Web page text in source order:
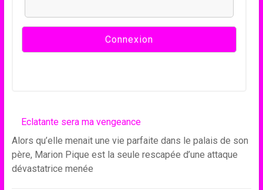
Eclatante sera ma vengeance
Alors qu’elle menait une vie parfaite dans le palais de son
père, Marion Pique est la seule rescapée d’une attaque
dévastatrice menée